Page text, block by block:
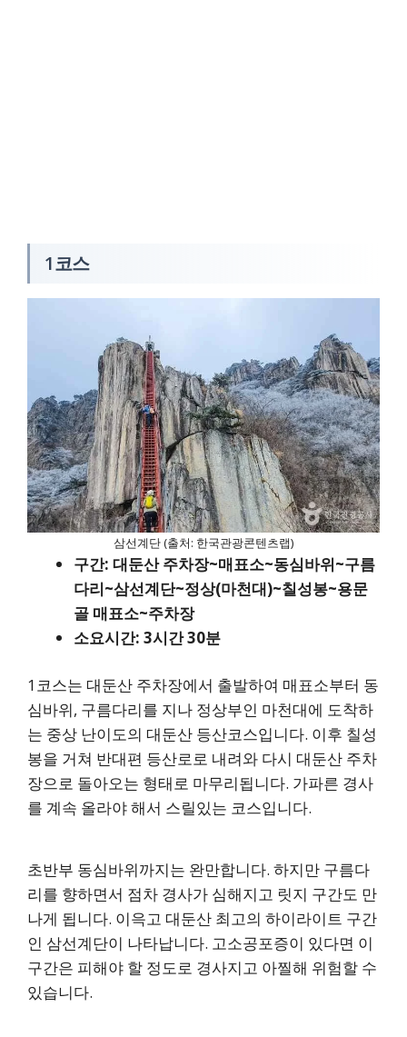
1코스
삼선계단 (출처: 한국관광콘텐츠랩)
구간: 대둔산 주차장~매표소~동심바위~구름
다리~삼선계단~정상(마천대)~칠성봉~용문
골 매표소~주차장
소요시간: 3시간 30분
1코스는 대둔산 주차장에서 출발하여 매표소부터 동
심바위, 구름다리를 지나 정상부인 마천대에 도착하
는 중상 난이도의 대둔산 등산코스입니다. 이후 칠성
봉을 거쳐 반대편 등산로로 내려와 다시 대둔산 주차
장으로 돌아오는 형태로 마무리됩니다. 가파른 경사
를 계속 올라야 해서 스릴있는 코스입니다.
초반부 동심바위까지는 완만합니다. 하지만 구름다
리를 향하면서 점차 경사가 심해지고 릿지 구간도 만
나게 됩니다. 이윽고 대둔산 최고의 하이라이트 구간
인 삼선계단이 나타납니다. 고소공포증이 있다면 이
구간은 피해야 할 정도로 경사지고 아찔해 위험할 수
있습니다.